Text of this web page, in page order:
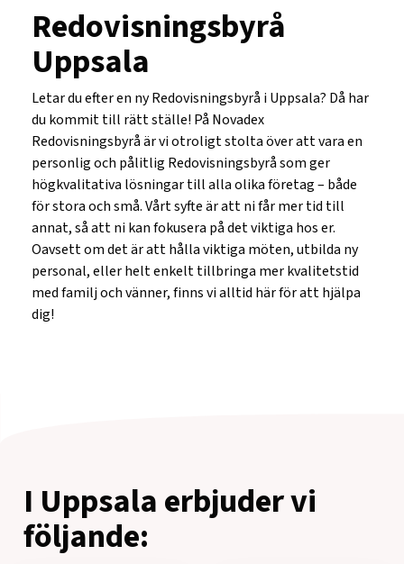
Redovisningsbyrå
Uppsala
Letar du efter en ny Redovisningsbyrå i Uppsala? Då har
du kommit till rätt ställe! På Novadex
Redovisningsbyrå är vi otroligt stolta över att vara en
personlig och pålitlig Redovisningsbyrå som ger
högkvalitativa lösningar till alla olika företag – både
för stora och små. Vårt syfte är att ni får mer tid till
annat, så att ni kan fokusera på det viktiga hos er.
Oavsett om det är att hålla viktiga möten, utbilda ny
personal, eller helt enkelt tillbringa mer kvalitetstid
med familj och vänner, finns vi alltid här för att hjälpa
dig!
I Uppsala erbjuder vi
följande: